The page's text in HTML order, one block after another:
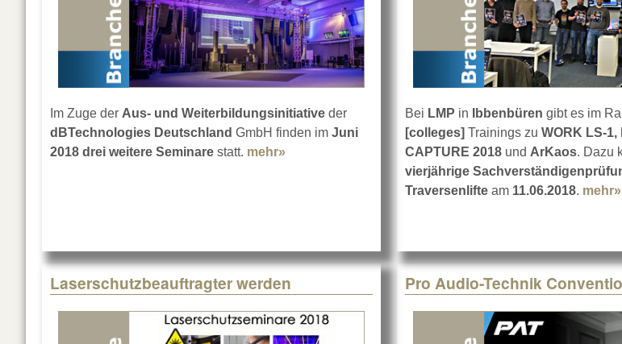
Im Zuge der Aus- und Weiterbildungsinitiative der
dBTechnologies Deutschland GmbH finden im Juni
2018 drei weitere Seminare statt. mehr» about Lernen im Juni bei dBTechnologies
Bei LMP in Ibbenbüren gibt es im
[colleges] Trainings zu WORK LS-1,
CAPTURE 2018 und ArKaos. Dazu
vierjährige
Traversenlifte am 11.06.2018. mehr»
Laserschutzbeauftragter werden Pro Audio-Technik